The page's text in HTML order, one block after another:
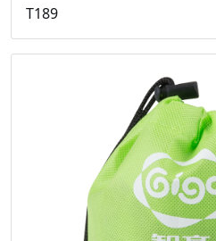
T189